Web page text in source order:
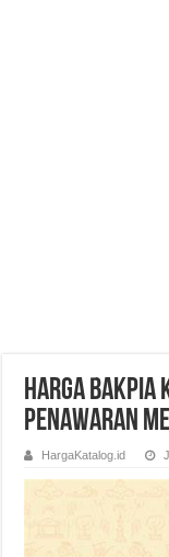
Harga Bakpia
Penawaran
HargaKatalog.id